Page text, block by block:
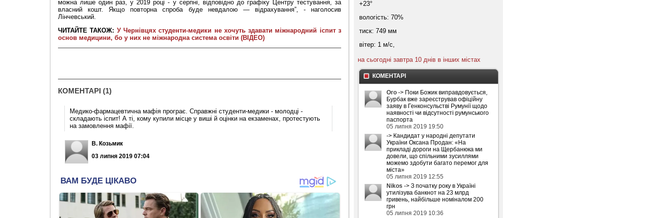
можна лише один раз, у 2019 році - у серпні, відповідно до графіку Центру тестування, за
власний кошт. Якщо повторна спроба буде невдалою — відрахування”, - наголосив
Лінчевський.
ЧИТАЙТЕ ТАКОЖ: У Чернівцях студенти-медики не хочуть здавати міжнародний іспит з
основ медицини, бо у них не міжнародна система освіти (ВІДЕО)
КОМЕНТАРІ (1)
Медико-фармацевтична мафія програє. Справжні студенти-медики - молодці -
складають іспит! А ті, кому купили місце у виші й оцінки на екзаменах, протестують
на замовлення мафії.
В. Козьмик
03 липня 2019 07:04
+23°
вологість: 70%
тиск: 749 мм
вітер: 1 м/с,
на сьогодні завтра 10 днів в інших містах
КОМЕНТАРІ
Ого -> Поки Божик виправдовується,
Бурбак вже зареєстрував офіційну
заяву в Генконсульстві Румунії щодо
наявності чи відсутності румунського
паспорта
05 липня 2019 19:50
-> Кандидат у народні депутати
України Оксана Продан: «На
прикладі дороги на Щербанюка ми
довели, що спільними зусиллями
можемо здобути багато перемог для
міста»
05 липня 2019 12:55
Nikos -> З початку року в Україні
утилізува банкнот на 23 млрд
гривень, найбільше номіналом 200
грн
05 липня 2019 10:36